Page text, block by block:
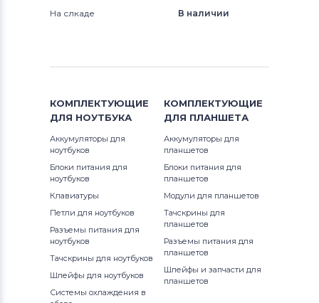
На слкаде
В наличии
КОМПЛЕКТУЮЩИЕ
ДЛЯ НОУТБУКА
Аккумуляторы для
ноутбуков
Блоки питания для
ноутбуков
Клавиатуры
Петли для ноутбуков
Разъемы питания для
ноутбуков
Тачскрины для ноутбуков
Шлейфы для ноутбуков
Системы охлаждения в
КОМПЛЕКТУЮЩИЕ
ДЛЯ ПЛАНШЕТА
Аккумуляторы для
планшетов
Блоки питания для
планшетов
Модули для планшетов
Тачскрины для
планшетов
Разъемы питания для
планшетов
Шлейфы и запчасти для
планшетов